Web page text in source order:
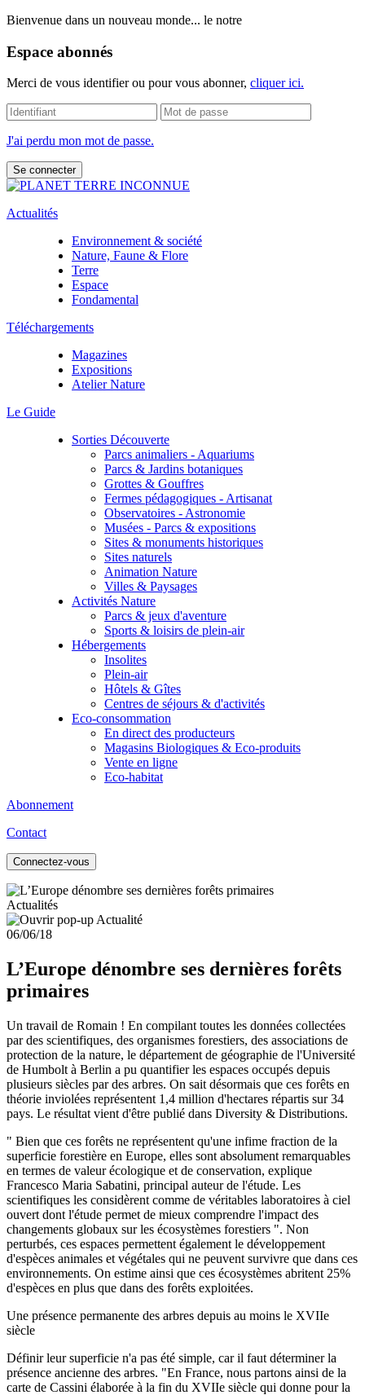
Bienvenue dans un nouveau monde... le notre
Espace abonnés
Merci de vous identifier ou pour vous abonner, cliquer ici.
J'ai perdu mon mot de passe.
Actualités
Environnement & société
Nature, Faune & Flore
Terre
Espace
Fondamental
Téléchargements
Magazines
Expositions
Atelier Nature
Le Guide
Sorties Découverte
Parcs animaliers - Aquariums
Parcs & Jardins botaniques
Grottes & Gouffres
Fermes pédagogiques - Artisanat
Observatoires - Astronomie
Musées - Parcs & expositions
Sites & monuments historiques
Sites naturels
Animation Nature
Villes & Paysages
Activités Nature
Parcs & jeux d'aventure
Sports & loisirs de plein-air
Hébergements
Insolites
Plein-air
Hôtels & Gîtes
Centres de séjours & d'activités
Eco-consommation
En direct des producteurs
Magasins Biologiques & Eco-produits
Vente en ligne
Eco-habitat
Abonnement
Contact
Connectez-vous
Actualités
06/06/18
L’Europe dénombre ses dernières forêts
primaires
Un travail de Romain ! En compilant toutes les données collectées
par des scientifiques, des organismes forestiers, des associations de
protection de la nature, le département de géographie de l'Université
de Humbolt à Berlin a pu quantifier les espaces occupés depuis
plusieurs siècles par des arbres. On sait désormais que ces forêts en
théorie inviolées représentent 1,4 million d'hectares répartis sur 34
pays. Le résultat vient d'être publié dans Diversity & Distributions.
" Bien que ces forêts ne représentent qu'une infime fraction de la
superficie forestière en Europe, elles sont absolument remarquables
en termes de valeur écologique et de conservation, explique
Francesco Maria Sabatini, principal auteur de l'étude. Les
scientifiques les considèrent comme de véritables laboratoires à ciel
ouvert dont l'étude permet de mieux comprendre l'impact des
changements globaux sur les écosystèmes forestiers ". Non
perturbés, ces espaces permettent également le développement
d'espèces animales et végétales qui ne peuvent survivre que dans ces
environnements. On estime ainsi que ces écosystèmes abritent 25%
d'espèces en plus que dans des forêts exploitées.
Une présence permanente des arbres depuis au moins le XVIIe
siècle
Définir leur superficie n'a pas été simple, car il faut déterminer la
présence ancienne des arbres. "En France, nous partons ainsi de la
carte de Cassini élaborée à la fin du XVIIe siècle qui donne pour la